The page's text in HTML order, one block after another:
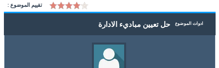
تقييم الموضوع :
ادوات الموضوع حل تعيين مباديء الادارة